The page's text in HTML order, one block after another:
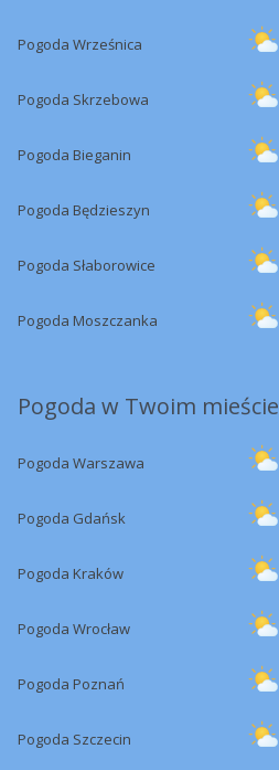
Pogoda Wrześnica
Pogoda Skrzebowa
Pogoda Bieganin
Pogoda Będzieszyn
Pogoda Słaborowice
Pogoda Moszczanka
Pogoda w Twoim mieście
Pogoda Warszawa
Pogoda Gdańsk
Pogoda Kraków
Pogoda Wrocław
Pogoda Poznań
Pogoda Szczecin